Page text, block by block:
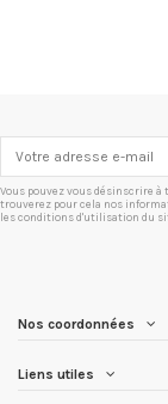
Vous pouvez vous désinscrire à
trouverez pour cela nos
les conditions d'utilisation du
Nos coordonnées
Liens utiles